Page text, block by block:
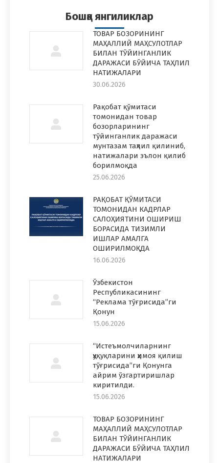
Бошқа янгиликлар
ТОВАР БОЗОРИНИНГ
МАҲАЛЛИЙ МАҲСУЛОТЛАР
БИЛАН ТЎЙИНГАНЛИК
ДАРАЖАСИ БЎЙИЧА ТАҲЛИЛ
НАТИЖАЛАРИ
30.06.2026
Рақобат қўмитаси
томонидан товар
бозорларининг
тўйинганлик даражаси
мунтазам таҳлил қилиниб,
натижалари эълон қилиб
борилмоқда
25.06.2026
РАҚОБАТ ҚЎМИТАСИ
ТОМОНИДАН КАДРЛАР
САЛОҲИЯТИНИ ОШИРИШ
БОРАСИДА ТИЗИМЛИ
ИШЛАР АМАЛГА
ОШИРИЛМОҚДА
16.06.2026
Ўзбекистон
Республикасининг
“Реклама тўғрисида”ги
Қонун
15.06.2026
“Истеъмолчиларнинг
ҳуқуқларини ҳимоя қилиш
тўғрисида”ги Қонунга
айрим ўзгартиришлар
киритилди.
15.06.2026
ТОВАР БОЗОРИНИНГ
МАҲАЛЛИЙ МАҲСУЛОТЛАР
БИЛАН ТЎЙИНГАНЛИК
ДАРАЖАСИ БЎЙИЧА ТАҲЛИЛ
НАТИЖАЛАРИ